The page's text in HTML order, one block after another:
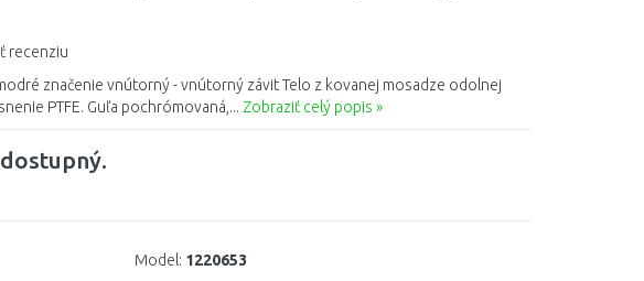
recenziu
značenie vnútorný - vnútorný závit Telo z kovanej mosadze odolnej
PTFE. Guľa pochrómovaná,... Zobraziť celý popis »
Model: 1220653